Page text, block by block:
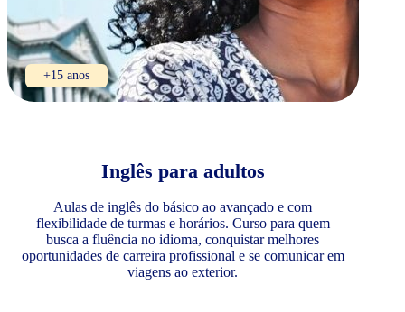
+15 anos
Inglês para adultos
Aulas de inglês do básico ao avançado e com
flexibilidade de turmas e horários. Curso para quem
busca a fluência no idioma, conquistar melhores
oportunidades de carreira profissional e se comunicar em
viagens ao exterior.